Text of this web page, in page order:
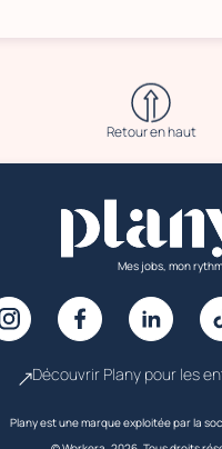
Retour en haut
Mes jobs, mon
Découvrir Plany pour les
Plany est une marque exploitée par la